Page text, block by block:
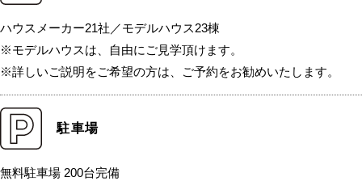
ハウスメーカー21社／モデルハウス23棟
※モデルハウスは、自由にご見学頂けます。
※詳しいご説明をご希望の方は、ご予約をお勧めいたします。
駐車場
無料駐車場 200台完備